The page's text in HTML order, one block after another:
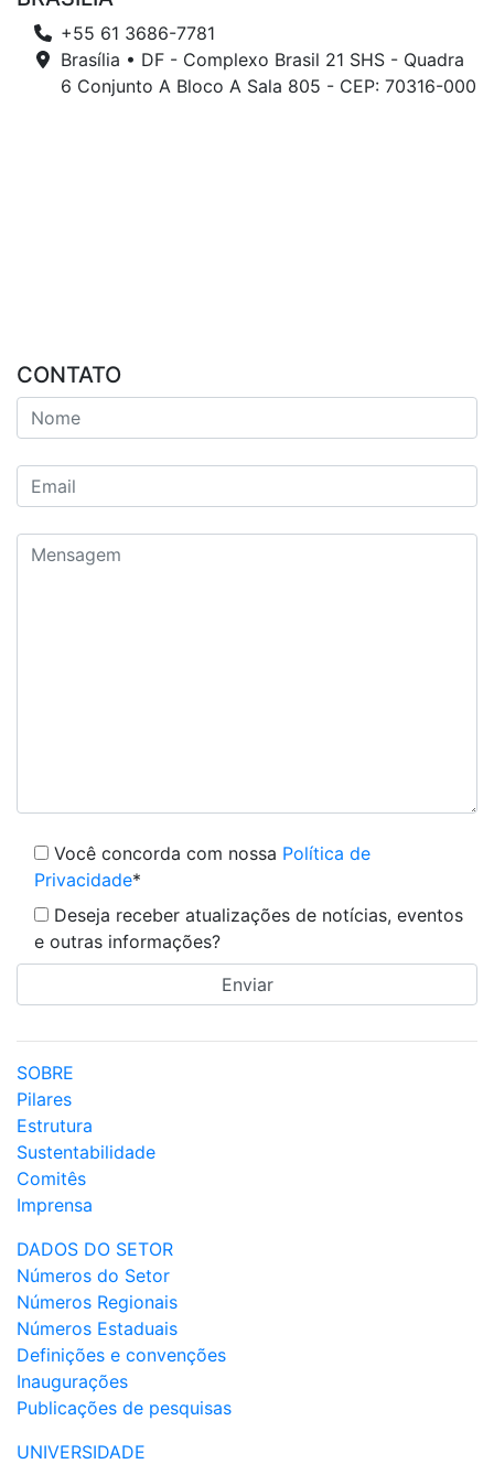
+55 61 3686-7781
Brasília • DF - Complexo Brasil 21 SHS - Quadra
6 Conjunto A Bloco A Sala 805 - CEP: 70316-000
CONTATO
Você concorda com nossa Política de
Privacidade*
Deseja receber atualizações de notícias, eventos
e outras informações?
SOBRE
Pilares
Estrutura
Sustentabilidade
Comitês
Imprensa
DADOS DO SETOR
Números do Setor
Números Regionais
Números Estaduais
Definições e convenções
Inaugurações
Publicações de pesquisas
UNIVERSIDADE